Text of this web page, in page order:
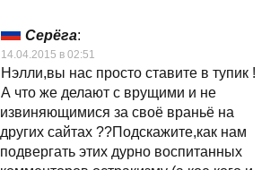
Серёга:
14.04.2015 в 02:51
Нэлли,вы нас просто ставите в тупик !
А что же делают с врущими и не
извиняющимися за своё враньё на
других сайтах ??Подскажите,как нам
подвергать этих дурно воспитанных